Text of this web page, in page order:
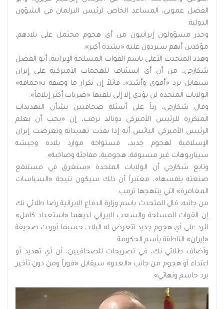
الفضل عمويي، المساعد الخاص لرئيس البرلمان في الشؤون
الدولية.
وحذر مسؤولون إيرانيون من أي هجوم محتمل على بلادهم،
مؤكدين أنهم سيردون عليه «بشدة أكبر».
وهدد المتحدث الأعلى باسم القوات المسلحة الإيرانية، أبو الفضل
شكارجي، من أن أي استئناف للهجمات الأميركية على إيران
سيقابل برد «أقوى وأشد»، قائلاً إن تكرار ما وصفه بـ«حماقة»
الولايات المتحدة لن يؤدي إلا إلى تلقيها «ضربات أكثر إيلاماً».
وقال شكارجي، رداً على أسئلة صحافيين بشأن التهديدات
المتكررة للرئيس الأميركي دونالد ترمب، إن «يجب أن يعلم
الرئيس الأميركي اليائس أنه إذا نفذت تهديداته وتعرضت إيران
الإسلامية لهجوم جديد، فستواجه موارد بلاده وجيشه
سيناريوهات غير مسبوقة، هجومية، مفاجئة وصاخبة».
وتابع شكارجي أن الولايات المتحدة «ستغرق في مستنقع
صنعته بنفسها»، معتبراً أن ذلك سيكون نتيجة «السياسات
المغامرة» التي ينتهجها ترمب.
من جانبه، قال المتحدث باسم وزارة الدفاع الإيرانية رضا طلائي نك
إن القوات المسلحة والشعب الإيراني لديهما «استعداد كامل»
للرد على أي هجوم جديد تتعرض له البلاد، حسبما أوردت صحيفة
«إيران» الناطقة بأسم الحكومة.
وأضاف طلائي نك، في تصريحات للصحافيين، أن أي تهديد أو
اعتداء أو هجوم من جانب «العدو» سيقابل «فوراً ومن دون تأخير
برد حاسم ونهائي».